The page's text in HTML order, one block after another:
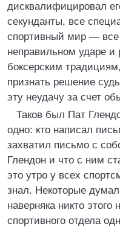
дисквалифицировал
секунданты, все
спортивный мир — все
неправильном ударе
боксерским
признать решение
эту неудачу за счет
Таков был Пат
одно: кто написал
захватил письмо с
Глендон и что с ним
это утро у всех
знал. Некоторые
наверняка никто
спортивного отдела